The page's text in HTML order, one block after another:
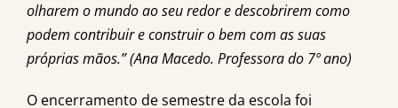
olharem o mundo ao seu redor e descobrirem como
podem contribuir e construir o bem com as suas
próprias mãos.” (Ana Macedo. Professora do 7º ano)
O encerramento de semestre da escola foi